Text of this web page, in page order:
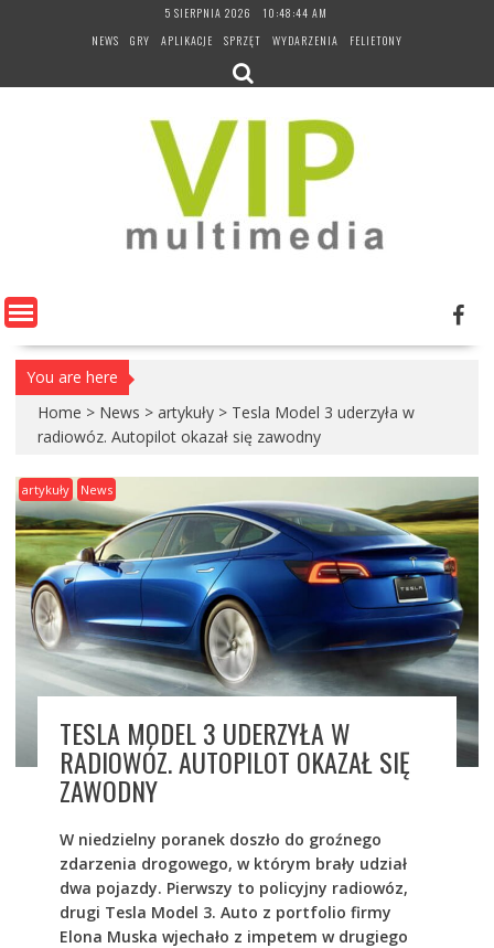
5 SIERPNIA 2026
10:48:45 AM
NEWS
GRY APLIKACJE SPRZĘT WYDARZENIA FELIETONY
You are here
Home > News > artykuły > Tesla Model 3 uderzyła w
radiowóz. Autopilot okazał się zawodny
artykuły News
TESLA MODEL 3 UDERZYŁA W
RADIOWÓZ. AUTOPILOT OKAZAŁ SIĘ
ZAWODNY
W niedzielny poranek doszło do groźnego
zdarzenia drogowego, w którym brały udział
dwa pojazdy. Pierwszy to policyjny radiowóz,
drugi Tesla Model 3. Auto z portfolio firmy
Elona Muska wjechało z impetem w drugiego